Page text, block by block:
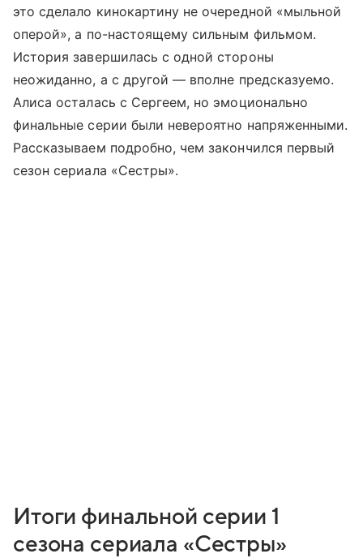
это сделало кинокартину не очередной «мыльной
оперой», а по-настоящему сильным фильмом.
История завершилась с одной стороны
неожиданно, а с другой — вполне предсказуемо.
Алиса осталась с Сергеем, но эмоционально
финальные серии были невероятно напряженными.
Рассказываем подробно, чем закончился первый
сезон сериала «Сестры».
Итоги финальной серии 1
сезона сериала «Сестры»